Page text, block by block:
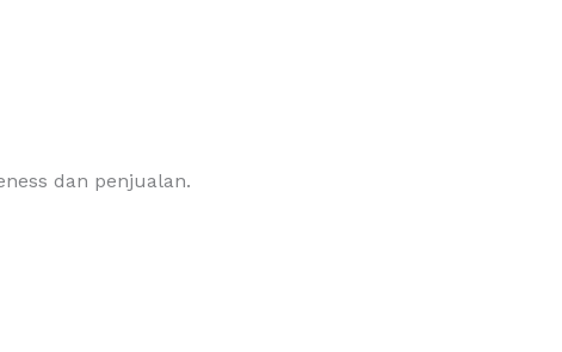
dan penjualan.